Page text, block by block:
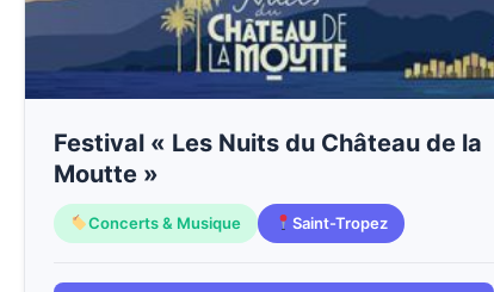
Festival « Les Nuits du Château de la
Moutte »
Concerts & Musique Saint-Tropez